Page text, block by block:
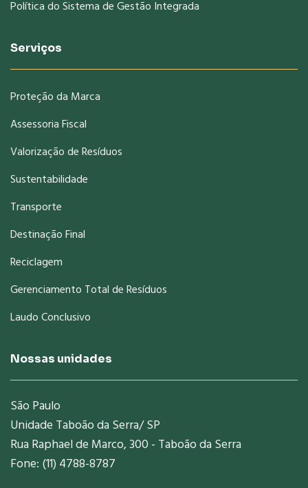
Política do Sistema de Gestão Integrada
Serviços
Proteção da Marca
Assessoria Fiscal
Valorização de Resíduos
Sustentabilidade
Transporte
Destinação Final
Reciclagem
Gerenciamento Total de Resíduos
Laudo Conclusivo
Nossas unidades
São Paulo
Unidade Taboão da Serra/ SP
Rua Raphael de Marco, 300 - Taboão da Serra
Fone: (11) 4788-8787